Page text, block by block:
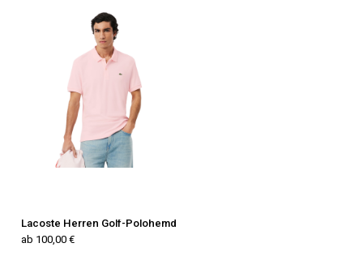
Lacoste Herren Golf-Polohemd
ab 100,00 €